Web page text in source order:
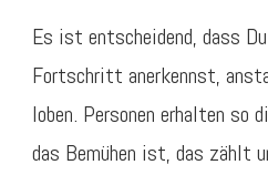
Es ist entscheidend, dass
Fortschritt anerkennst,
loben. Personen erhalten so
das Bemühen ist, das zählt